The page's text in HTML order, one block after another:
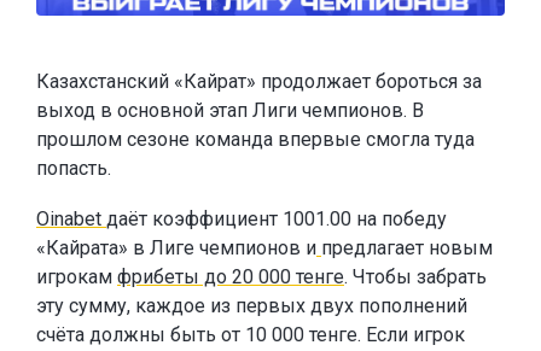
Казахстанский «Кайрат» продолжает бороться за
выход в основной этап Лиги чемпионов. В
прошлом сезоне команда впервые смогла туда
попасть.
Oinabet даёт коэффициент 1001.00 на победу
«Кайрата» в Лиге чемпионов и предлагает новым
игрокам фрибеты до 20 000 тенге. Чтобы забрать
эту сумму, каждое из первых двух пополнений
счёта должны быть от 10 000 тенге. Если игрок